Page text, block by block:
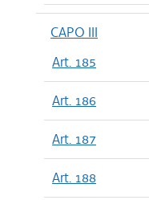
CAPO III
Art. 185
Art. 186
Art. 187
Art. 188